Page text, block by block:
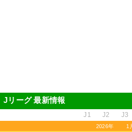
Jリーグ 最新情報
J1 J2 J3
2026年 1